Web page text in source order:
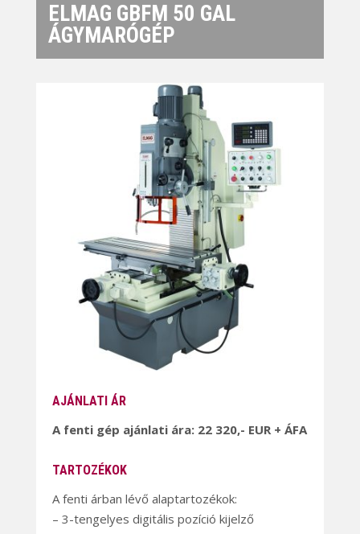
ELMAG GBFM 50 GAL
ÁGYMARÓGÉP
AJÁNLATI ÁR
A fenti gép ajánlati ára: 22 320,- EUR + ÁFA
TARTOZÉKOK
A fenti árban lévő alaptartozékok:
– 3-tengelyes digitális pozíció kijelző